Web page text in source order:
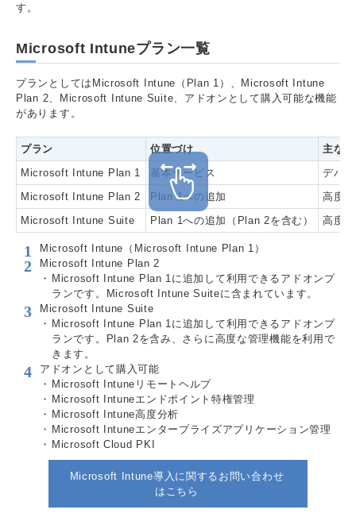
す。
Microsoft Intuneプラン一覧
プランとしてはMicrosoft Intune（Plan 1）、Microsoft Intune
Plan 2、Microsoft Intune Suite、アドオンとして購入可能な機能
があります。
プラン 位置づけ
主な
Microsoft Intune Plan 1
基本サービス
デバ
Microsoft Intune Plan 2
Plan 1への追加
高度
Microsoft Intune Suite
Plan 1への追加（Plan 2を含む） 高度
Microsoft Intune（Microsoft Intune Plan 1）
Microsoft Intune Plan 2
Microsoft Intune Plan 1に追加して利用できるアドオンプ
ランです。Microsoft Intune Suiteに含まれています。
Microsoft Intune Suite
Microsoft Intune Plan 1に追加して利用できるアドオンプ
ランです。Plan 2を含み、さらに高度な管理機能を利用で
きます。
アドオンとして購入可能
Microsoft Intuneリモートヘルプ
Microsoft Intuneエンドポイント特権管理
Microsoft Intune高度分析
Microsoft Intuneエンタープライズアプリケーション管理
Microsoft Cloud PKI
Microsoft Intune導入に関するお問い合わせ
はこちら